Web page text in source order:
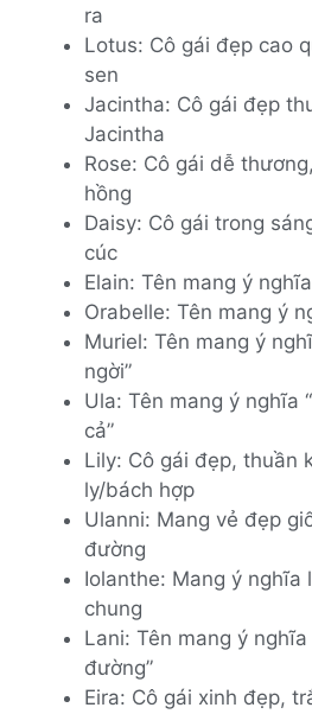
ra
Lotus: Cô gái đẹp cao
sen
Jacintha: Cô gái đẹp
Jacintha
Rose: Cô gái dễ
hồng
Daisy: Cô gái trong
cúc
Elain: Tên mang ý
Orabelle: Tên mang ý
Muriel: Tên mang ý
ngời”
Ula: Tên mang ý nghĩa
cả”
Lily: Cô gái đẹp, thuần
ly/bách hợp
Ulanni: Mang vẻ đẹp
đường
Iolanthe: Mang ý nghĩa
chung
Lani: Tên mang ý
đường”
Eira: Cô gái xinh đẹp,